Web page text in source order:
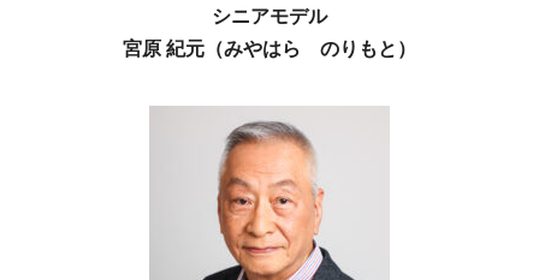
シニアモデル
宮原 紀元（みやはら のりもと）